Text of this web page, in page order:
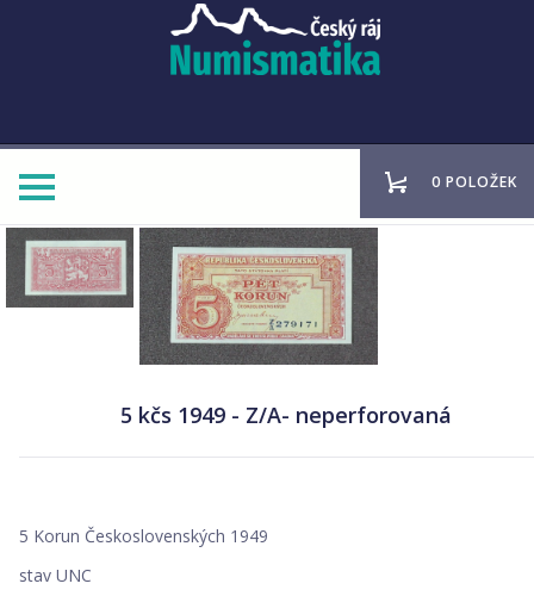
0 POLOŽEK
5 kčs 1949 - Z/A- neperforovaná
5 Korun Československých 1949
stav UNC